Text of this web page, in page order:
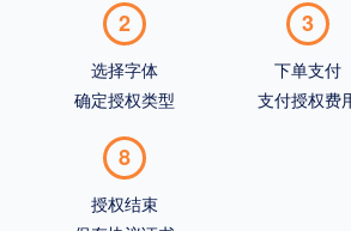
2
选择字体
确定授权类型
3
下单支付
支付授权费
8
授权结束